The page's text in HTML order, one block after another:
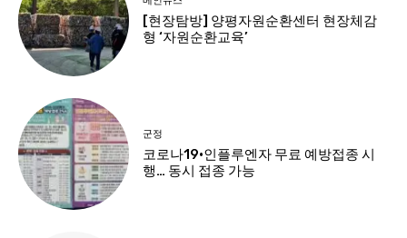
[현장탐방] 양평자원순환센터 현장체감
형 ‘자원순환교육’
군정
코로나19·인플루엔자 무료 예방접종 시
행… 동시 접종 가능